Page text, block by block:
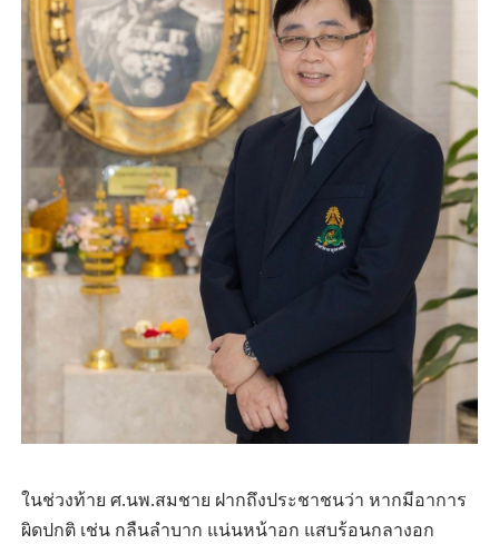
ในช่วงท้าย ศ.นพ.สมชาย ฝากถึงประชาชนว่า หากมีอาการ
ผิดปกติ เช่น กลืนลำบาก แน่นหน้าอก แสบร้อนกลางอก